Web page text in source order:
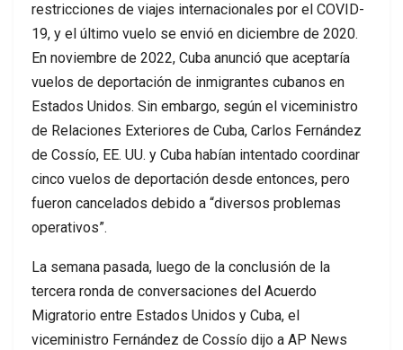
restricciones de viajes internacionales por el COVID-
19, y el último vuelo se envió en diciembre de 2020.
En noviembre de 2022, Cuba anunció que aceptaría
vuelos de deportación de inmigrantes cubanos en
Estados Unidos. Sin embargo, según el viceministro
de Relaciones Exteriores de Cuba, Carlos Fernández
de Cossío, EE. UU. y Cuba habían intentado coordinar
cinco vuelos de deportación desde entonces, pero
fueron cancelados debido a “diversos problemas
operativos”.
La semana pasada, luego de la conclusión de la
tercera ronda de conversaciones del Acuerdo
Migratorio entre Estados Unidos y Cuba, el
viceministro Fernández de Cossío dijo a AP News